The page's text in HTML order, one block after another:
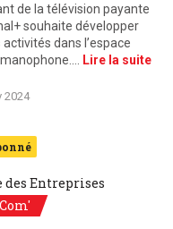
de la télévision payante
souhaite développer
activités dans l’espace
Lire la suite
2024
des Entreprises
Com'